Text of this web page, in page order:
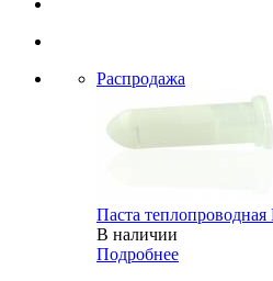
Распродажа
Паста
В наличии
Подробнее